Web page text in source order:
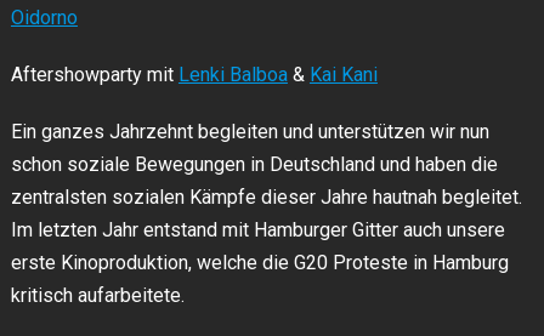
Oidorno
Aftershowparty mit Lenki Balboa& Kai Kani
Ein ganzes Jahrzehnt begleiten und unterstützen wir nun
schon soziale Bewegungen in Deutschland und haben die
zentralsten sozialen Kämpfe dieser Jahre hautnah begleitet.
Im letzten Jahr entstand mit Hamburger Gitter auch unsere
erste Kinoproduktion, welche die G20 Proteste in Hamburg
kritisch aufarbeitete.